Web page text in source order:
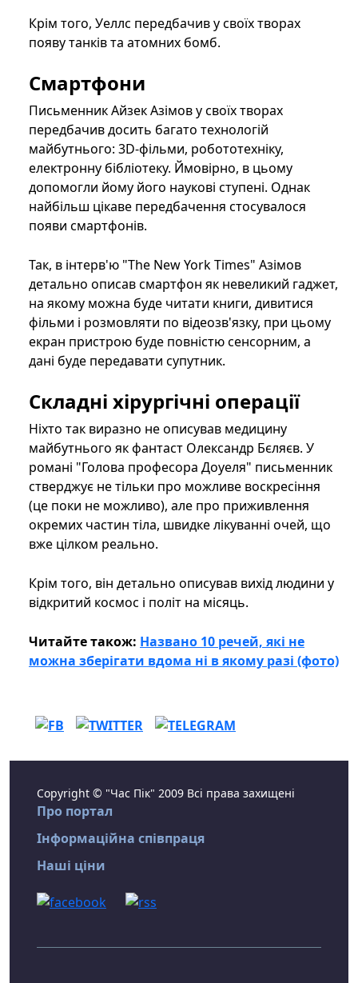
Крім того, Уеллс передбачив у своїх творах
появу танків та атомних бомб.
Смартфони
Письменник Айзек Азімов у своїх творах
передбачив досить багато технологій
майбутнього: 3D-фільми, робототехніку,
електронну бібліотеку. Ймовірно, в цьому
допомогли йому його наукові ступені. Однак
найбільш цікаве передбачення стосувалося
появи смартфонів.
Так, в інтерв'ю "The New York Times" Азімов
детально описав смартфон як невеликий гаджет,
на якому можна буде читати книги, дивитися
фільми і розмовляти по відеозв'язку, при цьому
екран пристрою буде повністю сенсорним, а
дані буде передавати супутник.
Складні хірургічні операції
Ніхто так виразно не описував медицину
майбутнього як фантаст Олександр Бєляєв. У
романі "Голова професора Доуеля" письменник
стверджує не тільки про можливе воскресіння
(це поки не можливо), але про приживлення
окремих частин тіла, швидке лікуванні очей, що
вже цілком реально.
Крім того, він детально описував вихід людини у
відкритий космос і політ на місяць.
Читайте також: Названо 10 речей, які не
можна зберігати вдома ні в якому разі (фото)
Copyright © "Час Пік" 2009 Всі права захищені
Про портал
Інформаційна співпраця
Наші ціни